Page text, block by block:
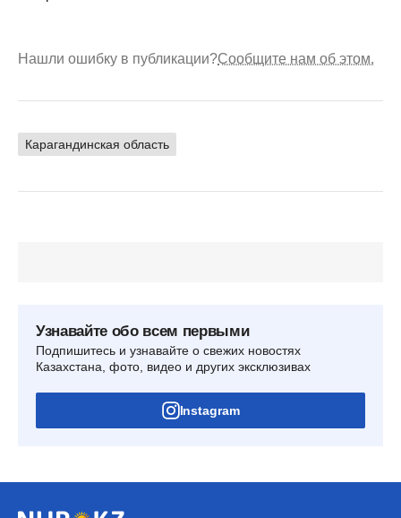
Нашли ошибку в публикации?Сообщите нам об этом.
Карагандинская область
Узнавайте обо всем первыми
Подпишитесь и узнавайте о свежих новостях
Казахстана, фото, видео и других эксклюзивах
Instagram